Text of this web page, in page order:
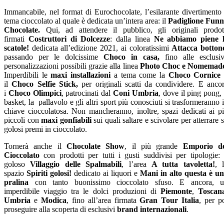
Immancabile, nel format di Eurochocolate, l’esilarante divertimento
tema cioccolato al quale è dedicata un’intera area: il Padiglione
Chocolate. Qui, ad attendere il pubblico, gli originali
firmati Costruttori di Dolcezze: dalla linea Ne abbiamo piene
scatole! dedicata all’edizione 2021, ai coloratissimi Attacca
passando per le dolcissime Choco in casa, fino alle
personalizzazioni possibili grazie alla linea Photo Choc e
Imperdibili lemaxi installazioni a tema come la Choco Cornice
ilChoco Selfie Stick,per originali scatti da condividere. E
i Choco Olimpici, patrocinati dalConi Umbria, dove il ping pong,
basket, la pallavolo e gli altri sport più conosciuti si trasformeranno
chiave cioccolatosa. Non mancheranno, inoltre, spazi dedicati ai
piccoli conmaxi gonfiabilisui quali saltare e scivolare per atterrare
golosi premi in cioccolato.
Tornerà anche il Chocolate Show, il più grande Emporio
Cioccolatocon prodotti per tutti i gusti suddivisi per tipologie:
golosoVillaggio delle Spalmabili, l’area A tutta tavoletta!,
spazio Spiriti golosi! dedicato ai liquori e Mani in alto questa è
pralina con tanto buonissimo cioccolato sfuso. E ancora,
imperdibile viaggio tra le dolci produzioni di Piemonte,
Umbria e Modica, fino all’area firmataGran Tour Italia, per
proseguire alla scoperta di esclusivi brand internazionali.